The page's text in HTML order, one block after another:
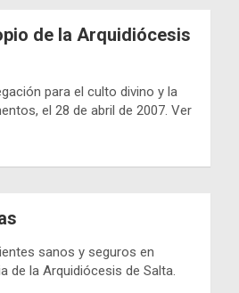
de la Arquidiócesis
para el culto divino y la
el 28 de abril de 2007. Ver
sanos y seguros en
de la Arquidiócesis de Salta.